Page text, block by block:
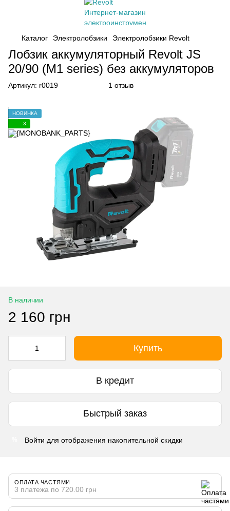
Каталог Электролобзики Электролобзики Revolt
Лобзик аккумуляторный Revolt JS
20/90 (M1 series) без аккумуляторов
Артикул: r0019 1 отзыв
НОВИНКА
3
В наличии
2 160 грн
Купить
В кредит
Быстрый заказ
Войти для отображения накопительной скидки
ОПЛАТА ЧАСТЯМИ
3 платежа по 720.00 грн